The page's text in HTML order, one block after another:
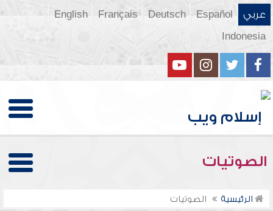
عربي Español
Deutsch
Français
English
Indonesia
الصوتيات
الرئيسية الصوتيات